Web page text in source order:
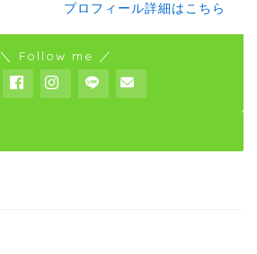
プロフィール詳細はこちら
＼ Follow me ／